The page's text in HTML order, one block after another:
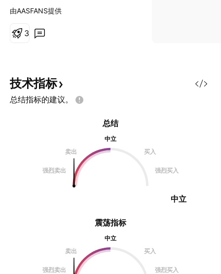
次堆量主动买入以及多次点火信号，
由AASFANS提供
3
技术指标
总结指标的建议。
震荡指标
中立
卖出
买入
强烈卖出 强烈买入
总结
中立
卖出
买入
强烈卖出 强烈买入
中立